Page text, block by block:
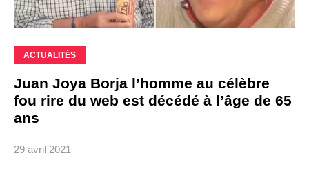
ACTUALITÉS
Juan Joya Borja l’homme au célèbre
fou rire du web est décédé à l’âge de 65
ans
29 avril 2021